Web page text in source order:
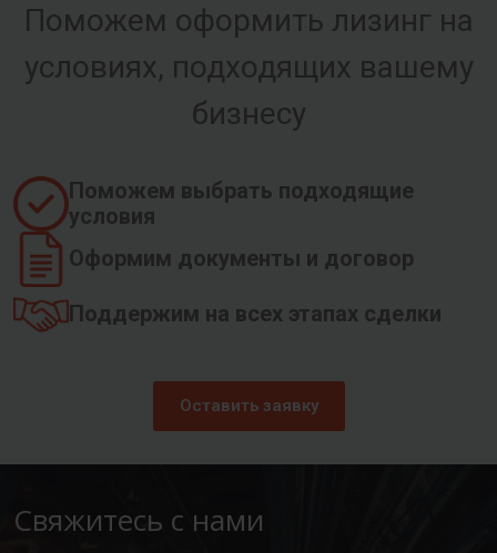
Поможем оформить лизинг на
условиях, подходящих вашему
бизнесу
Поможем выбрать подходящие
условия
Оформим документы и договор
Поддержим на всех этапах сделки
Оставить заявку
Свяжитесь с нами